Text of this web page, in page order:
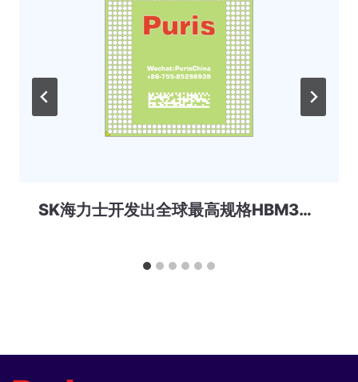
SK海力士开发出全球最高规格HBM3E，向客户提供样品进行性能验证